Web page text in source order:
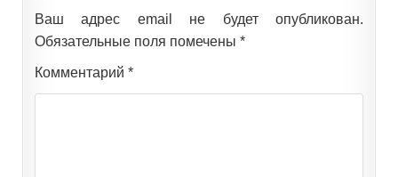
Ваш адрес email не будет опубликован.
Обязательные поля помечены *
Комментарий *